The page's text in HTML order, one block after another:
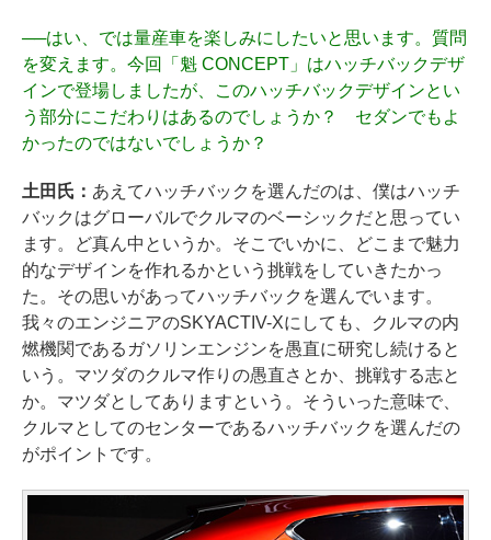
──はい、では量産車を楽しみにしたいと思います。質問
を変えます。今回「魁 CONCEPT」はハッチバックデザ
インで登場しましたが、このハッチバックデザインとい
う部分にこだわりはあるのでしょうか？ セダンでもよ
かったのではないでしょうか？
土田氏： あえてハッチバックを選んだのは、僕はハッチ
バックはグローバルでクルマのベーシックだと思ってい
ます。ど真ん中というか。そこでいかに、どこまで魅力
的なデザインを作れるかという挑戦をしていきたかっ
た。その思いがあってハッチバックを選んでいます。
我々のエンジニアのSKYACTIV-Xにしても、クルマの内
燃機関であるガソリンエンジンを愚直に研究し続けると
いう。マツダのクルマ作りの愚直さとか、挑戦する志と
か。マツダとしてありますという。そういった意味で、
クルマとしてのセンターであるハッチバックを選んだの
がポイントです。